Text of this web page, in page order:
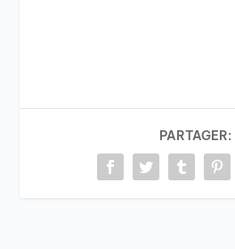
PARTAGER: